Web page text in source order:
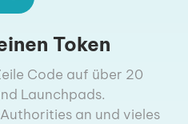
Token
Code auf über 20
Launchpads.
an und vieles